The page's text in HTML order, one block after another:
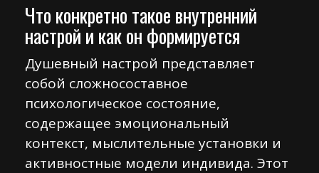
Что конкретно такое внутренний
настрой и как он формируется
Душевный настрой представляет
собой сложносоставное
психологическое состояние,
содержащее эмоциональный
контекст, мыслительные установки и
активностные модели индивида. Этот